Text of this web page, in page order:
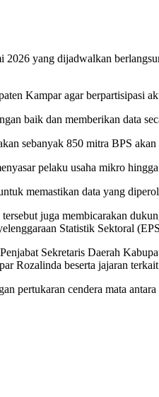
2026 yang dijadwalkan
Kampar agar berpartisipasi
baik dan memberikan data
sebanyak 850 mitra BPS
pelaku usaha mikro hingga
memastikan data yang
juga membicarakan
Statistik Sektoral
Sekretaris Daerah
Rozalinda beserta jajaran
pertukaran cendera mata